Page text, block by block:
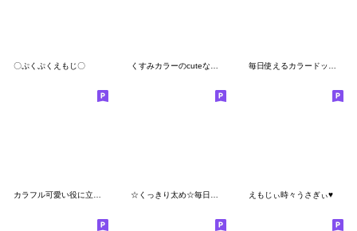
〇ぷくぷくえもじ〇 くすみカラーのcuteな絵文字3 毎日使えるカラードット絵文字
えもじぃ時々うさぎぃ♥